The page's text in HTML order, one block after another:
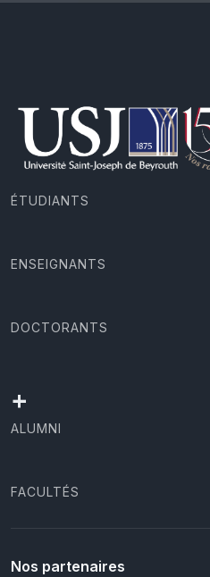
ÉTUDIANTS
ENSEIGNANTS
DOCTORANTS
+
ALUMNI
FACULTÉS
Nos partenaires